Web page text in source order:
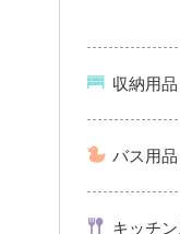
収納用品
バス用品
キッチ